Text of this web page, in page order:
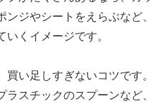
ジやシートをえらぶなど、
くイメージです。
い足しすぎないコツです。
スチックのスプーンなど、